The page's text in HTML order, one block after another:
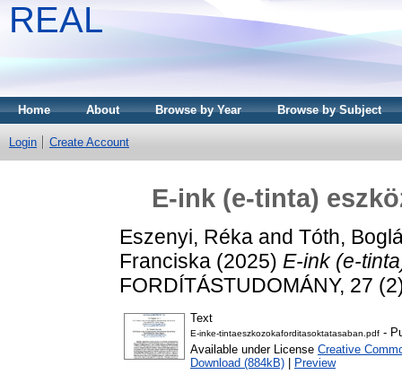
REAL
Home About Browse by Year Browse by Subject
Login Create Account
E-ink (e-tinta)
Eszenyi, Réka and Tóth,
Franciska (2025) E-ink (e-
FORDÍTÁSTUDOMÁNY, 27
Text
E-inke-tintaeszkozokaforditasoktatasaban.pdf -
Available under License Creative
Download (884kB)
Preview